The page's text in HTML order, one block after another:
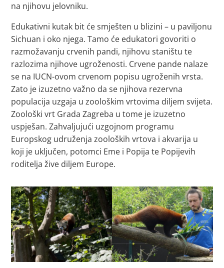
na njihovu jelovniku.
Edukativni kutak bit će smješten u blizini – u paviljonu
Sichuan i oko njega. Tamo će edukatori govoriti o
razmožavanju crvenih pandi, njihovu staništu te
razlozima njihove ugroženosti. Crvene pande nalaze
se na IUCN-ovom crvenom popisu ugroženih vrsta.
Zato je izuzetno važno da se njihova rezervna
populacija uzgaja u zoološkim vrtovima diljem svijeta.
Zoološki vrt Grada Zagreba u tome je izuzetno
uspješan. Zahvaljujući uzgojnom programu
Europskog udruženja zooloških vrtova i akvarija u
koji je uključen, potomci Eme i Popija te Popijevih
roditelja žive diljem Europe.